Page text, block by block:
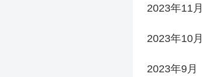
2023年11月
2023年10月
2023年9月